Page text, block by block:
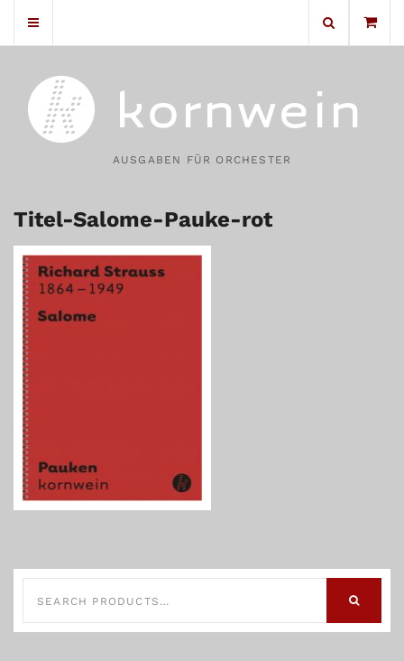
AUSGABEN FÜR ORCHESTER
Titel-Salome-Pauke-rot
SEARCH
FOR: